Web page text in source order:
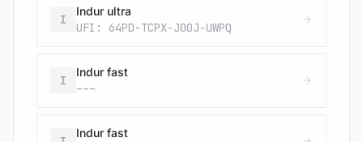
I
Indur ultra
UFI: 64PD-TCPX-J00J-UWPQ
I
Indur fast
---
Indur fast